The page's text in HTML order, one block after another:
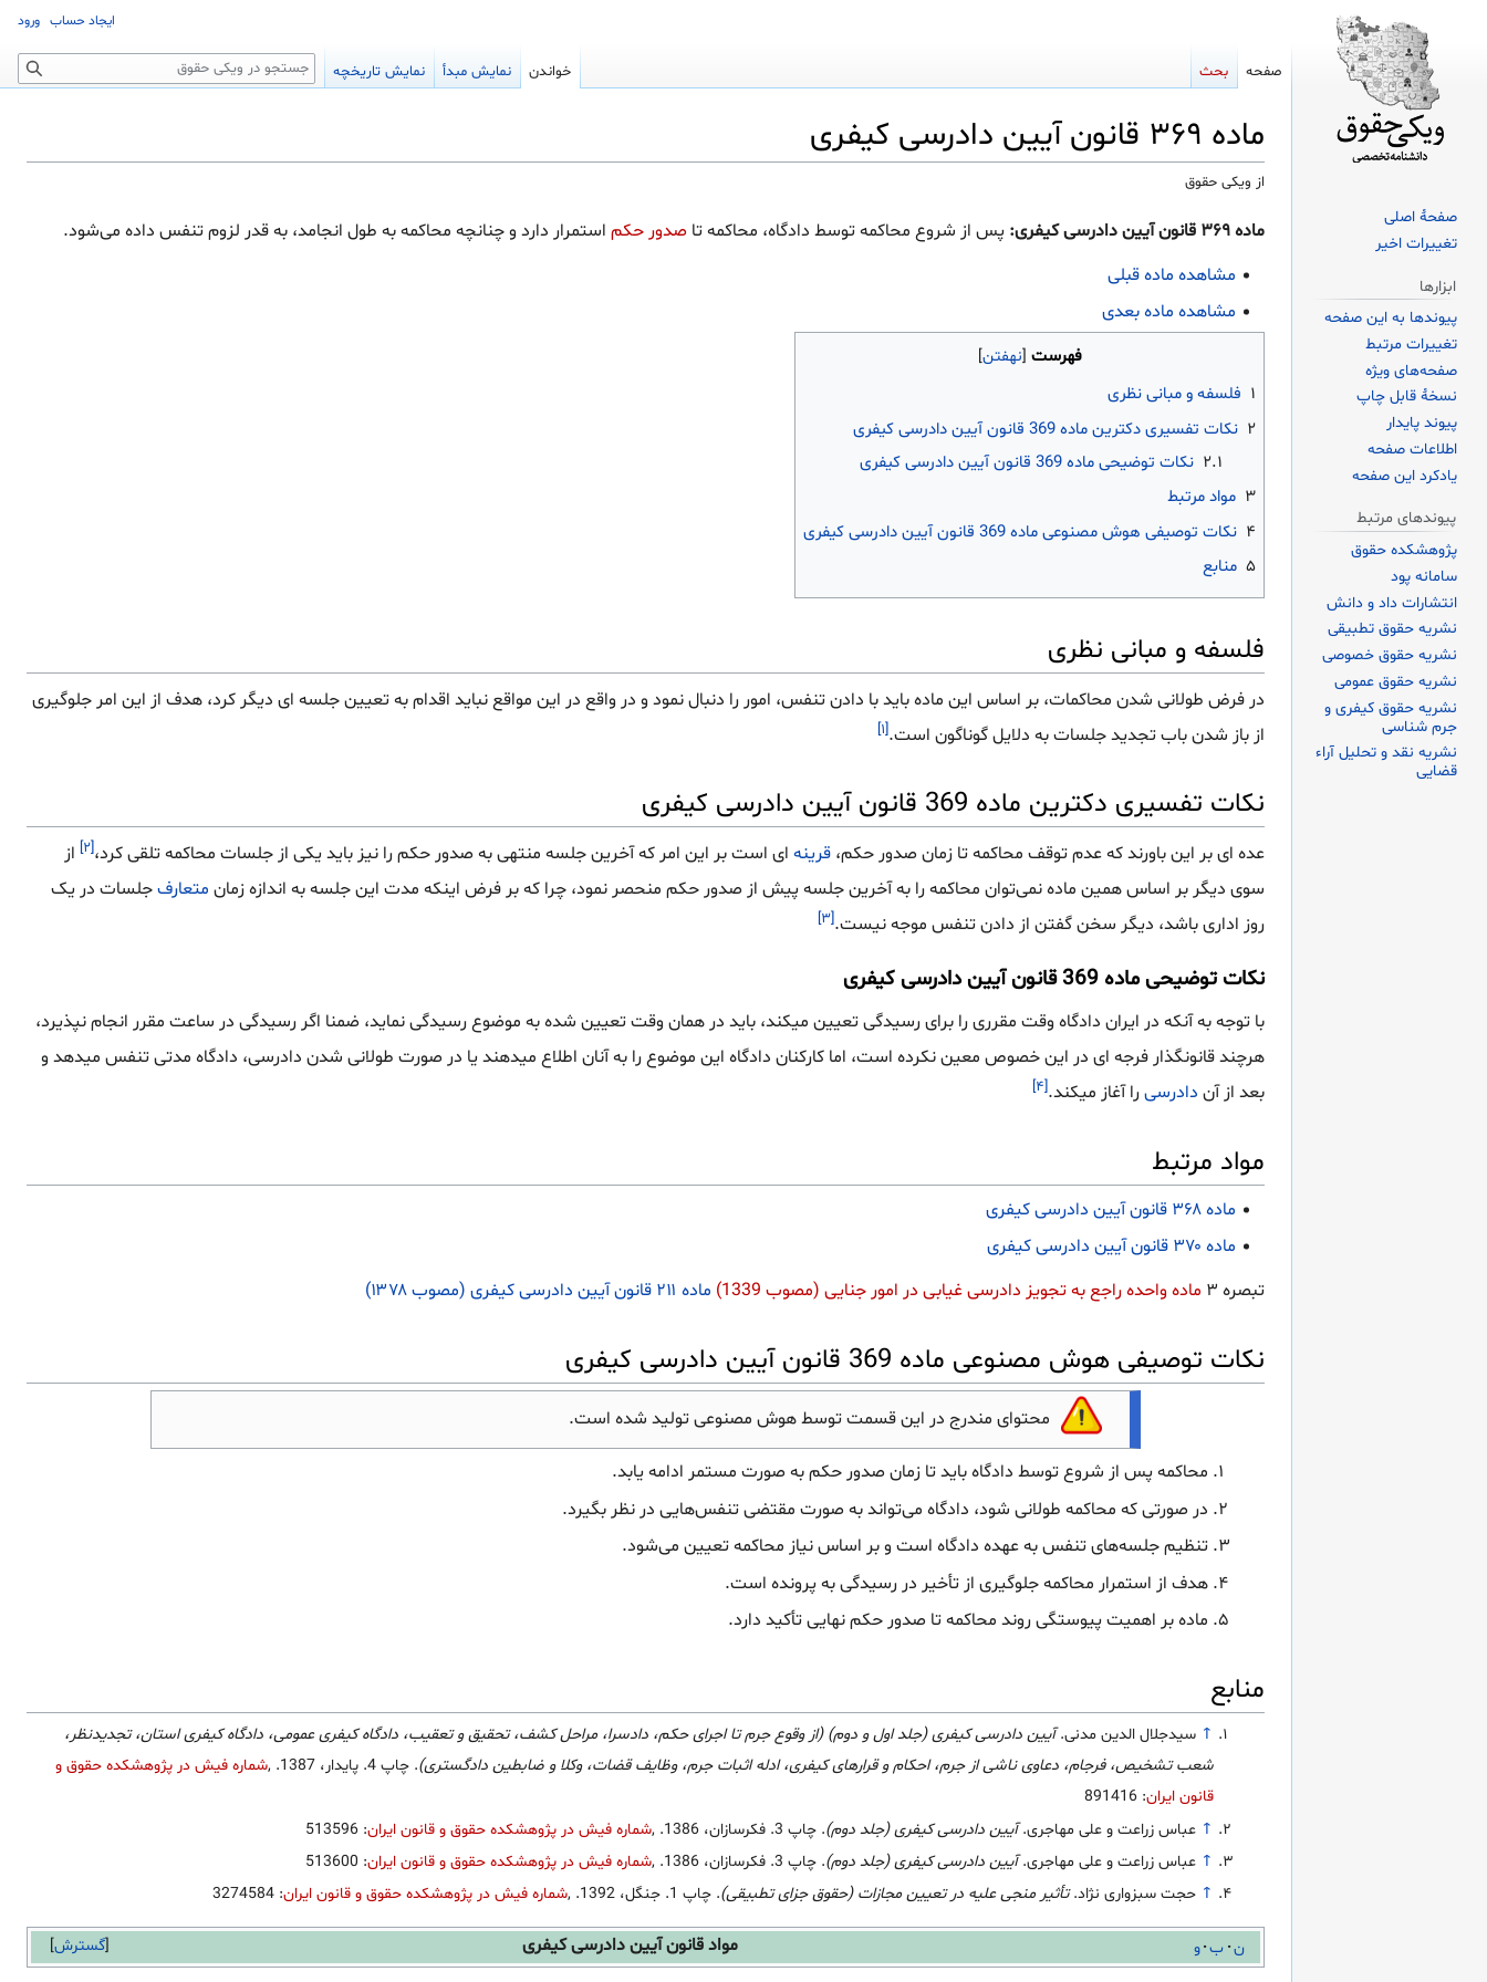
ماده ۳۶۹ قانون آیین دادرسی کیفری
از ویکی حقوق
پرش
ناوبری
پرش
جستجو
ماده ۳۶۹ قانون آیین دادرسی کیفری: پس از شروع محاکمه توسط دادگاه، محاکمه تا صدور حکم استمرار دارد و چنانچه محاکمه به طول انجامد، به قدر لزوم تنفس داده می‌شود.
مشاهده ماده قبلی
مشاهده ماده بعدی
فهرست
۱ فلسفه و مبانی نظری
۲ نکات تفسیری دکترین ماده 369 قانون آیین دادرسی کیفری
۲.۱ نکات توضیحی ماده 369 قانون آیین دادرسی کیفری
۳ مواد مرتبط
۴ نکات توصیفی هوش مصنوعی ماده 369 قانون آیین دادرسی کیفری
۵ منابع
فلسفه و مبانی نظری
در فرض طولانی شدن محاکمات، بر اساس این ماده باید با دادن تنفس، امور را دنبال نمود و در واقع در این مواقع نباید اقدام به تعیین جلسه ای دیگر کرد، هدف از این امر جلوگیری
از باز شدن باب تجدید جلسات به دلایل گوناگون است.[۱]
نکات تفسیری دکترین ماده 369 قانون آیین دادرسی کیفری
عده ای بر این باورند که عدم توقف محاکمه تا زمان صدور حکم، قرینه ای است بر این امر که آخرین جلسه منتهی به صدور حکم را نیز باید یکی از جلسات محاکمه تلقی کرد،[۲]
از
سوی دیگر بر اساس همین ماده نمی‌توان محاکمه را به آخرین جلسه پیش از صدور حکم منحصر نمود، چرا که بر فرض اینکه مدت این جلسه به اندازه زمان متعارفجلسات در یک
روز اداری باشد، دیگر سخن گفتن از دادن تنفس موجه نیست.[۳]
نکات توضیحی ماده 369 قانون آیین دادرسی کیفری
با توجه به آنکه در ایران دادگاه وقت مقرری را برای رسیدگی تعیین میکند، باید در همان وقت تعیین شده به موضوع رسیدگی نماید، ضمنا اگر رسیدگی در ساعت مقرر انجام نپذیرد،
هرچند قانونگذار فرجه ای در این خصوص معین نکرده است، اما کارکنان دادگاه این موضوع را به آنان اطلاع میدهند یا در صورت طولانی شدن دادرسی، دادگاه مدتی تنفس میدهد و
بعد از آن دادرسیرا آغاز میکند.[۴]
مواد مرتبط
ماده ۳۶۸ قانون آیین دادرسی کیفری
ماده ۳۷۰ قانون آیین دادرسی کیفری
تبصره ۳
ماده واحده راجع به تجویز دادرسی غیابی در امور جنایی (مصوب 1339) ماده ۲۱۱ قانون آیین دادرسی کیفری (مصوب ۱۳۷۸)
نکات توصیفی هوش مصنوعی ماده 369 قانون آیین دادرسی کیفری
محتوای مندرج در این قسمت توسط هوش مصنوعی تولید شده است.
محاکمه پس از شروع توسط دادگاه باید تا زمان صدور حکم به صورت مستمر ادامه یابد.
در صورتی که محاکمه طولانی شود، دادگاه می‌تواند به صورت مقتضی تنفس‌هایی در نظر بگیرد.
تنظیم جلسه‌های تنفس به عهده دادگاه است و بر اساس نیاز محاکمه تعیین می‌شود.
هدف از استمرار محاکمه جلوگیری از تأخیر در رسیدگی به پرونده است.
ماده بر اهمیت پیوستگی روند محاکمه تا صدور حکم نهایی تأکید دارد.
منابع
↑ سیدجلال الدین مدنی.آیین دادرسی کیفری (جلد اول و دوم) (از وقوع جرم تا اجرای حکم، دادسرا، مراحل کشف، تحقیق و تعقیب، دادگاه کیفری عمومی، دادگاه کیفری استان، تجدیدنظر،
شعب تشخیص، فرجام، دعاوی ناشی از جرم، احکام و قرارهای کیفری، ادله اثبات جرم، وظایف قضات، وکلا و ضابطین دادگستری). چاپ 4. پایدار، 1387. ,شماره فیش در پژوهشکده حقوق و
قانون ایران: 891416
↑ عباس زراعت و علی مهاجری.آیین دادرسی کیفری (جلد دوم). چاپ 3. فکرسازان، 1386. ,شماره فیش در پژوهشکده حقوق و قانون ایران: 513596
↑ عباس زراعت و علی مهاجری.آیین دادرسی کیفری (جلد دوم). چاپ 3. فکرسازان، 1386. ,شماره فیش در پژوهشکده حقوق و قانون ایران: 513600
↑ حجت سبزواری نژاد.تأثیر منجی علیه در تعیین مجازات (حقوق جزای تطبیقی). چاپ 1. جنگل، 1392. ,شماره فیش در پژوهشکده حقوق و قانون ایران: 3274584
گسترش ن ب و مواد قانون آیین دادرسی کیفری
ایجاد حساب ورود
صفحه بحث خواندن نمایش مبدأ نمایش تاریخچه جستجو
صفحهٔ اصلی
تغییرات اخیر
ابزارها
پیوندها به این صفحه
تغییرات مرتبط
صفحه‌های ویژه
نسخهٔ قابل چاپ
پیوند پایدار
اطلاعات صفحه
یادکرد این صفحه
پیوندهای مرتبط
پژوهشکده حقوق
سامانه پود
انتشارات داد و دانش
نشریه حقوق تطبیقی
نشریه حقوق خصوصی
نشریه حقوق عمومی
نشریه حقوق کیفری و
جرم شناسی
نشریه نقد و تحلیل آراء
قضایی